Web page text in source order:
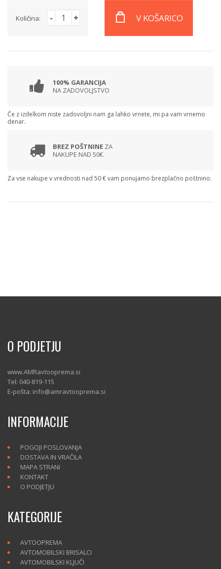
Količina: - + V KOŠARICO
100% GARANCIJA
NA ZADOVOLJSTVO
Če z izdelkom niste zadovoljni nam ga lahko vrnete, mi pa vam vrnemo
denar.
BREZ POŠTNINE ZA
NAKUPE NAD 50€.
Za vse nakupe v vrednosti nad 50 € vam ponujamo brezplačno poštnino.
O PODJETJU
www.AMRavtooprema.si
Tel: 040-819-115
E-pošta: info@amravtooprema.si
INFORMACIJE
POGOJI POSLOVANJA
DOSTAVA IN VRAČILA
MAPA STRANI
KONTAKT
O PODJETJU
KATEGORIJE
AVTOOPREMA
AVTOMOBILSKI BRISALCI
AVTOMOBILSKI KLJUČI